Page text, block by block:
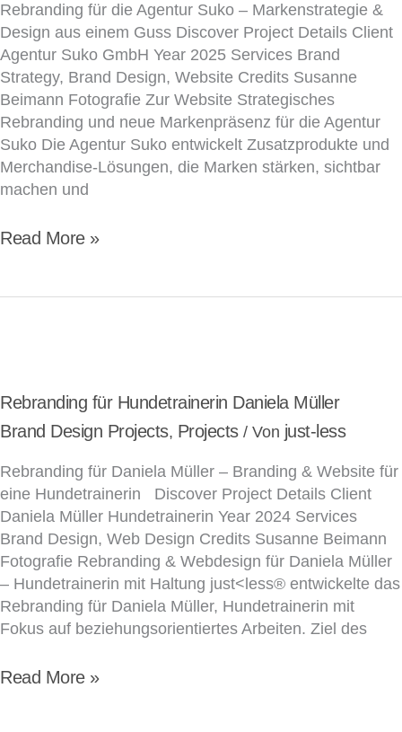
Rebranding für die Agentur Suko – Markenstrategie &
Design aus einem Guss Discover Project Details Client
Agentur Suko GmbH Year 2025 Services Brand
Strategy, Brand Design, Website Credits Susanne
Beimann Fotografie Zur Website Strategisches
Rebranding und neue Markenpräsenz für die Agentur
Suko Die Agentur Suko entwickelt Zusatzprodukte und
Merchandise-Lösungen, die Marken stärken, sichtbar
machen und
Read More »
Rebranding für Hundetrainerin Daniela Müller
Brand Design Projects, Projects/ Von just-less
Rebranding für Daniela Müller – Branding & Website für
eine Hundetrainerin Discover Project Details Client
Daniela Müller Hundetrainerin Year 2024 Services
Brand Design, Web Design Credits Susanne Beimann
Fotografie Rebranding & Webdesign für Daniela Müller
– Hundetrainerin mit Haltung just<less® entwickelte das
Rebranding für Daniela Müller, Hundetrainerin mit
Fokus auf beziehungsorientiertes Arbeiten. Ziel des
Hundetrainerin
Daniela
Read More »